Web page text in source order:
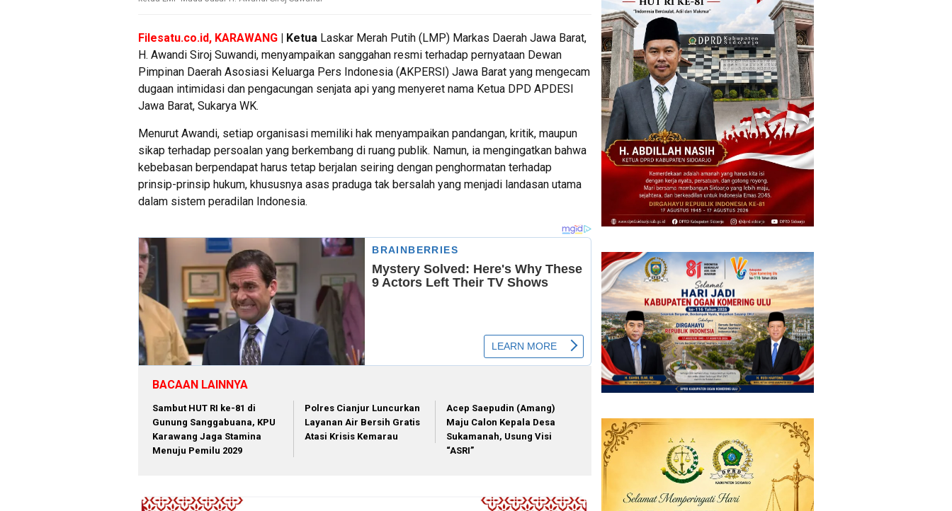
Filesatu.co.id, KARAWANG | Ketua Laskar Merah Putih (LMP) Markas Daerah Jawa Barat,
H. Awandi Siroj Suwandi, menyampaikan sanggahan resmi terhadap pernyataan Dewan
Pimpinan Daerah Asosiasi Keluarga Pers Indonesia (AKPERSI) Jawa Barat yang mengecam
dugaan intimidasi dan pengacungan senjata api yang menyeret nama Ketua DPD APDESI
Jawa Barat, Sukarya WK.
Menurut Awandi, setiap organisasi memiliki hak menyampaikan pandangan, kritik, maupun
sikap terhadap persoalan yang berkembang di ruang publik. Namun, ia mengingatkan bahwa
kebebasan berpendapat harus tetap berjalan seiring dengan penghormatan terhadap
prinsip-prinsip hukum, khususnya asas praduga tak bersalah yang menjadi landasan utama
dalam sistem peradilan Indonesia.
BACAAN LAINNYA
Sambut HUT RI ke-81 di
Gunung Sanggabuana, KPU
Karawang Jaga Stamina
Menuju Pemilu 2029
Polres Cianjur Luncurkan
Layanan Air Bersih Gratis
Atasi Krisis Kemarau
Acep Saepudin (Amang)
Maju Calon Kepala Desa
Sukamanah, Usung Visi
“ASRI”